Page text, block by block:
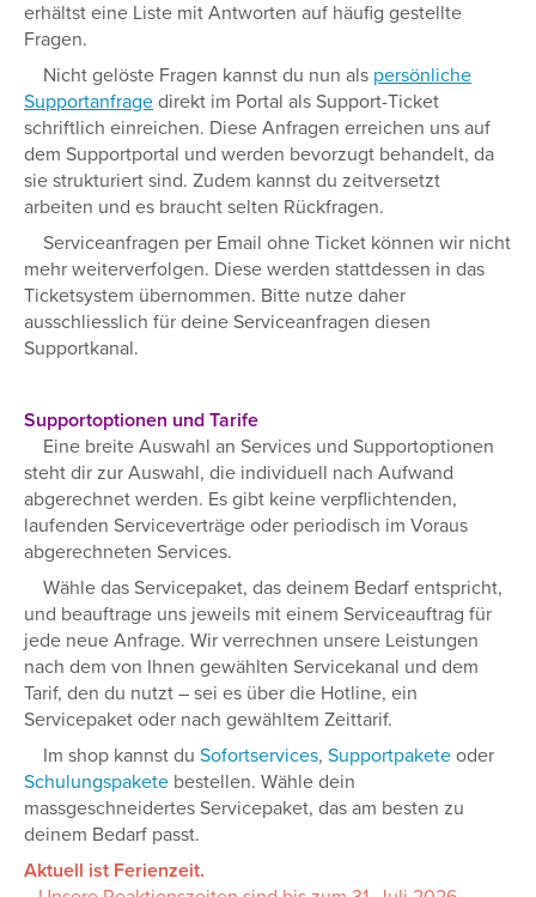
erhältst eine Liste mit Antworten auf häufig gestellte
Fragen.
Nicht gelöste Fragen kannst du nun als persönliche
Supportanfrage direkt im Portal als Support-Ticket
schriftlich einreichen. Diese Anfragen erreichen uns auf
dem Supportportal und werden bevorzugt behandelt, da
sie strukturiert sind. Zudem kannst du zeitversetzt
arbeiten und es braucht selten Rückfragen.
Serviceanfragen per Email ohne Ticket können wir nicht
mehr weiterverfolgen. Diese werden stattdessen in das
Ticketsystem übernommen. Bitte nutze daher
ausschliesslich für deine Serviceanfragen diesen
Supportkanal.
Supportoptionen und Tarife
Eine breite Auswahl an Services und Supportoptionen
steht dir zur Auswahl, die individuell nach Aufwand
abgerechnet werden. Es gibt keine verpflichtenden,
laufenden Serviceverträge oder periodisch im Voraus
abgerechneten Services.
Wähle das Servicepaket, das deinem Bedarf entspricht,
und beauftrage uns jeweils mit einem Serviceauftrag für
jede neue Anfrage. Wir verrechnen unsere Leistungen
nach dem von Ihnen gewählten Servicekanal und dem
Tarif, den du nutzt – sei es über die Hotline, ein
Servicepaket oder nach gewähltem Zeittarif.
Im shop kannst du Sofortservices, Supportpakete oder
Schulungspakete bestellen. Wähle dein
massgeschneidertes Servicepaket, das am besten zu
deinem Bedarf passt.
Aktuell ist Ferienzeit.